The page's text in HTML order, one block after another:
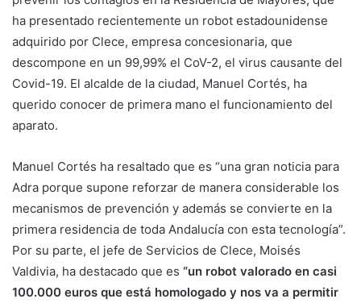
ha presentado recientemente un robot estadounidense
adquirido por Clece, empresa concesionaria, que
descompone en un 99,99% el CoV-2, el virus causante del
Covid-19. El alcalde de la ciudad, Manuel Cortés, ha
querido conocer de primera mano el funcionamiento del
aparato.
Manuel Cortés ha resaltado que es “una gran noticia para
Adra porque supone reforzar de manera considerable los
mecanismos de prevención y además se convierte en la
primera residencia de toda Andalucía con esta tecnología”.
Por su parte, el jefe de Servicios de Clece, Moisés
Valdivia, ha destacado que es “un robot valorado en casi
100.000 euros que está homologado y nos va a permitir